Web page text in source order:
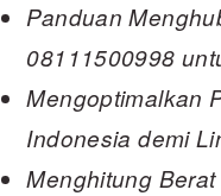
Panduan
08111500998
Mengoptimalkan
Indonesia demi
Menghitung